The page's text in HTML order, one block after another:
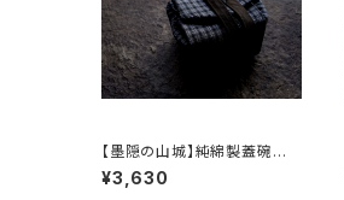
【墨隠の山城】純綿製蓋碗袋
内【 【 墨隐の山城 】香雲紗 植
物染仕覆 めカップ袋 【 Ink &
¥3,630